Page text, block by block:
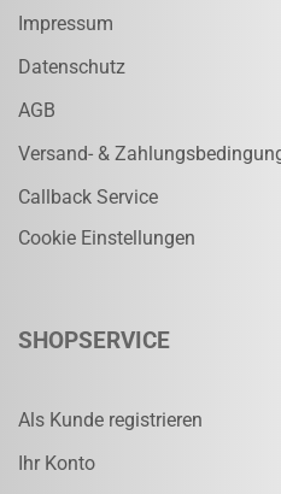
Impressum
Datenschutz
AGB
Versand- &
Callback Service
Cookie Einstellungen
SHOPSERVICE
Als Kunde registrieren
Ihr Konto